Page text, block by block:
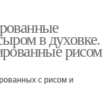
в духовке.
рисом
с рисом и